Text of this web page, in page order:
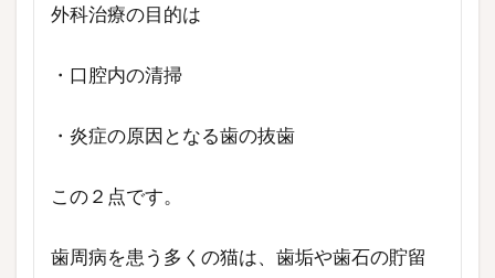
外科治療の目的は
・口腔内の清掃
・炎症の原因となる歯の抜歯
この２点です。
歯周病を患う多くの猫は、歯垢や歯石の貯留